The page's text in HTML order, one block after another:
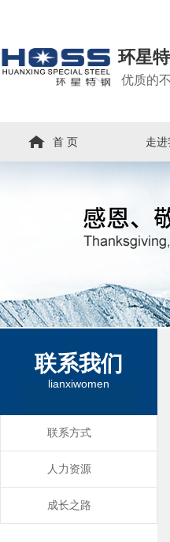
环星
优质的
首 页 走进
联系我们
lianxiwomen
联系方式
人力资源
成长之路